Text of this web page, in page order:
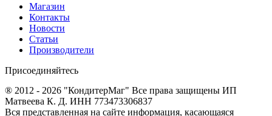
Магазин
Контакты
Новости
Статьи
Производители
Присоединяйтесь
® 2012 - 2026 "КондитерМаг" Все права защищены ИП
Матвеева К. Д. ИНН 773473306837
Вся представленная на сайте информация, касающаяся